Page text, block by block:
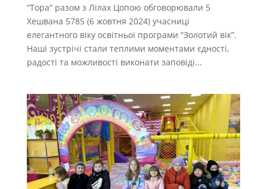
“Тора” разом з Лілах Цопою обговорювали 5
Хешвана 5785 (6 жовтня 2024) учасниці
елегантного віку освітньої програми “Золотий вік”.
Наші зустрічі стали теплими моментами єдності,
радості та можливості виконати заповіді...